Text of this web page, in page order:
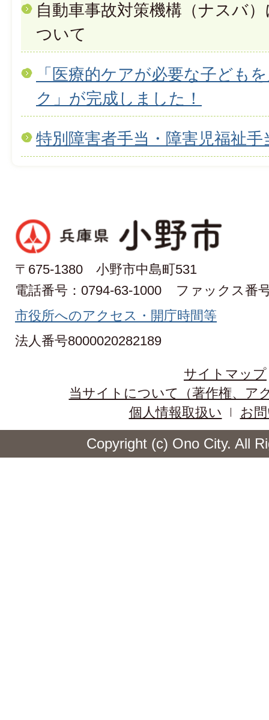
自動車事故対策機構（ナスバ
ついて
「医療的ケアが必要な子ども
ク」が完成しました！
特別障害者手当・障害児福祉
〒675-1380 小野市中島町531
電話番号：0794-63-1000
ファックス番
市役所へのアクセス・開庁時間等
法人番号8000020282189
サイトマップ
当サイトについて（著作権、ア
個人情報取扱い
お
Copyright (c) Ono City. All